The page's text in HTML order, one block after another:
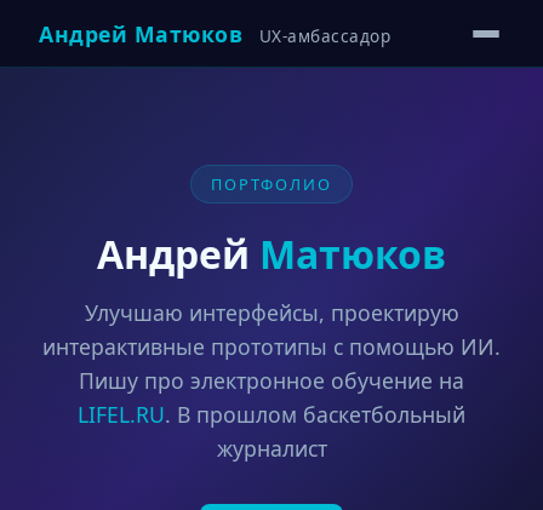
Андрей Матюков UX-амбассадор
ПОРТФОЛИО
Андрей Матюков
Улучшаю интерфейсы, проектирую
интерактивные прототипы с помощью ИИ.
Пишу про электронное обучение на
LIFEL.RU. В прошлом баскетбольный
журналист